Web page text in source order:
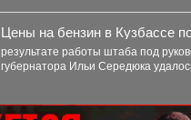
Цены на бензин в Кузбассе
результате работы штаба под
губернатора Ильи Середюка